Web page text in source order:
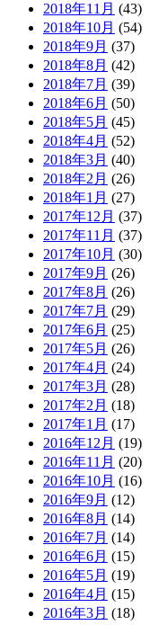
2018年11月 (43)
2018年10月 (54)
2018年9月 (37)
2018年8月 (42)
2018年7月 (39)
2018年6月 (50)
2018年5月 (45)
2018年4月 (52)
2018年3月 (40)
2018年2月 (26)
2018年1月 (27)
2017年12月 (37)
2017年11月 (37)
2017年10月 (30)
2017年9月 (26)
2017年8月 (26)
2017年7月 (29)
2017年6月 (25)
2017年5月 (26)
2017年4月 (24)
2017年3月 (28)
2017年2月 (18)
2017年1月 (17)
2016年12月 (19)
2016年11月 (20)
2016年10月 (16)
2016年9月 (12)
2016年8月 (14)
2016年7月 (14)
2016年6月 (15)
2016年5月 (19)
2016年4月 (15)
2016年3月 (18)